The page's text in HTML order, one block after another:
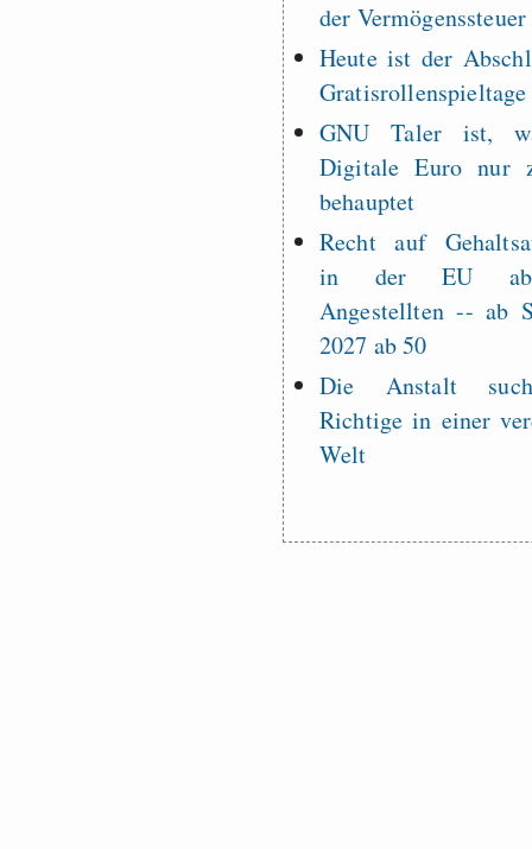
der Vermögenssteuer
Heute ist der
GNU Taler ist,
Digitale Euro nur
behauptet
Recht auf
in der EU
Angestellten -- ab
2027 ab 50
Die Anstalt
Richtige in einer
Welt